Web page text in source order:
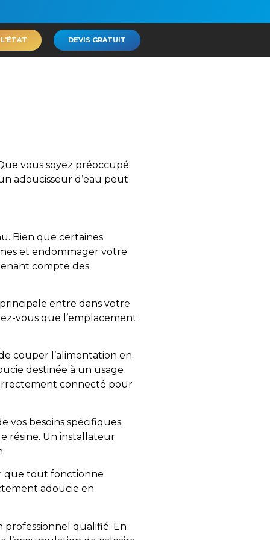
DEVIS GRATUIT
vous soyez préoccupé
adoucisseur d’eau peut
Bien que certaines
et endommager votre
compte des
principale entre dans votre
vous que l’emplacement
couper l’alimentation en
destinée à un usage
connecté pour
vos besoins spécifiques.
résine. Un installateur
que tout fonctionne
adoucie en
professionnel qualifié. En